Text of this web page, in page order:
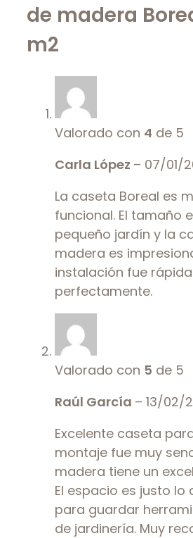
de madera
m2
Valorado con 4 de 5
Carla López – 07/01/
La caseta Boreal es
funcional. El tamaño
pequeño jardín y la
madera es
instalación fue
perfectamente.
Valorado con 5 de 5
Raúl García – 13/02/
Excelente caseta
montaje fue muy
madera tiene un
El espacio es justo lo
para guardar
de jardinería. Muy